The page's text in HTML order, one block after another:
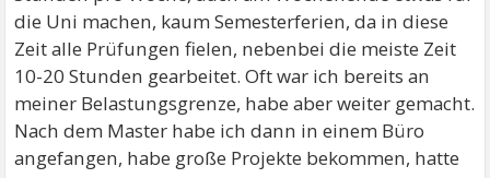
die Uni machen, kaum Semesterferien, da in diese
Zeit alle Prüfungen fielen, nebenbei die meiste Zeit
10-20 Stunden gearbeitet. Oft war ich bereits an
meiner Belastungsgrenze, habe aber weiter gemacht.
Nach dem Master habe ich dann in einem Büro
angefangen, habe große Projekte bekommen, hatte